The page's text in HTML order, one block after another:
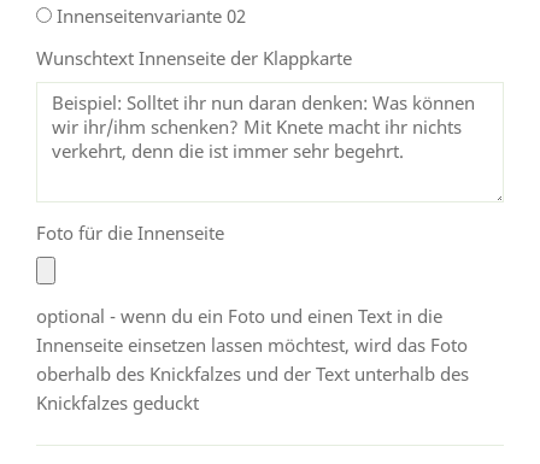
Innenseitenvariante 02
Wunschtext Innenseite der Klappkarte
Foto für die Innenseite
optional - wenn du ein Foto und einen Text in die
Innenseite einsetzen lassen möchtest, wird das Foto
oberhalb des Knickfalzes und der Text unterhalb des
Knickfalzes geduckt